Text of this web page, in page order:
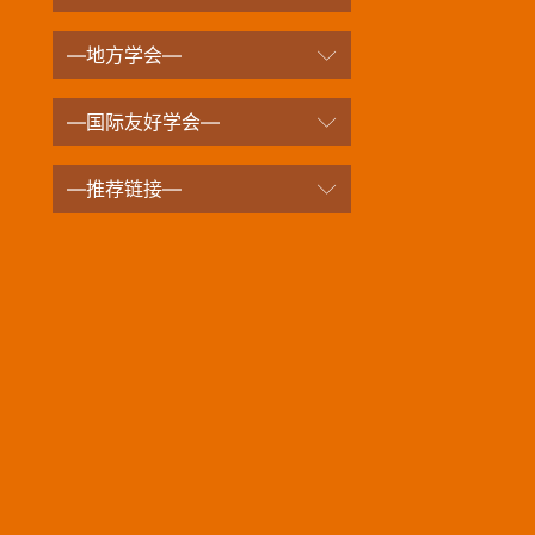
—地方学会—
—国际友好学会—
—推荐链接—